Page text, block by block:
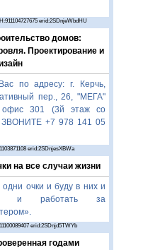
erid:2SDnjeWbdHU
домов:
Проектирование и
по адресу: г. Керчь,
пер., 26, "МЕГА"
офис 301 (3й этаж со
ЗВОНИТЕ +7 978 141 05
erid:2SDnjesXBWa
на все случаи жизни
очки и буду в них и
и работать за
erid:2SDnjd5TWYb
годами